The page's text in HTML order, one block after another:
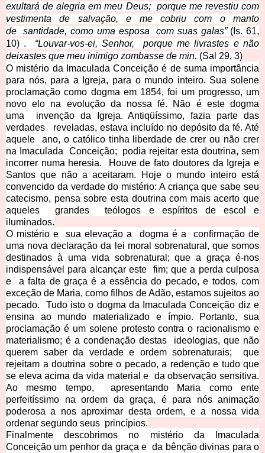
exultará de alegria em meu Deus; porque me revestiu com
vestimenta de salvação, e me cobriu com o manto
de santidade, como uma esposa com suas galas” (Is. 61,
10) . “Louvar-vos-ei, Senhor, porque me livrastes e não
deixastes que meu inimigo zombasse de min. (Sal 29, 3)
O mistério da Imaculada Conceição é de suma importância
para nós, para a Igreja, para o mundo inteiro. Sua solene
proclamação como dogma em 1854, foi um progresso, um
novo elo na evolução da nossa fé. Não é este dogma
uma invenção da Igreja. Antiqüíssimo, fazia parte das
verdades reveladas, estava incluído no depósito da fé. Até
aquele ano, o católico tinha liberdade de crer ou não crer
na Imaculada Conceição; podia rejeitar esta doutrina, sem
incorrer numa heresia. Houve de fato doutores da Igreja e
Santos que não a aceitaram. Hoje o mundo inteiro está
convencido da verdade do mistério: A criança que sabe seu
catecismo, pensa sobre esta doutrina com mais acerto que
aqueles grandes teólogos e espíritos de escol e
iluminados.
O mistério e sua elevação a dogma é a confirmação de
uma nova declaração da lei moral sobrenatural, que somos
destinados à uma vida sobrenatural; que a graça é-nos
indispensável para alcançar este fim; que a perda culposa
e a falta de graça é a essência do pecado, e todos, com
exceção de Maria, como filhos de Adão, estamos sujeitos ao
pecado. Tudo isto o dogma da Imaculada Conceição diz e
ensina ao mundo materializado e ímpio. Portanto, sua
proclamação é um solene protesto contra o racionalismo e
materialismo; é a condenação destas ideologias, que não
querem saber da verdade e ordem sobrenaturais; que
rejeitam a doutrina sobre o pecado, a redenção e tudo que
se eleva acima da vida material e da observação sensitiva.
Ao mesmo tempo, apresentando Maria como ente
perfeitíssimo na ordem da graça, é para nós animação
poderosa a nos aproximar desta ordem, e a nossa vida
ordenar segundo seus princípios.
Finalmente descobrimos no mistério da Imaculada
Conceição um penhor da graça e da bênção divinas para o